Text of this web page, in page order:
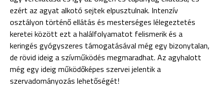
ezért az agyat alkotó sejtek elpusztulnak. Intenzív
osztályon történő ellátás és mesterséges lélegeztetés
keretei között ezt a halálfolyamatot felismerik és a
keringés gyógyszeres támogatásával még egy bizonytalan,
de rövid ideig a szívműködés megmaradhat. Az agyhalott
még egy ideig működőképes szervei jelentik a
szervadományozás lehetőségét!